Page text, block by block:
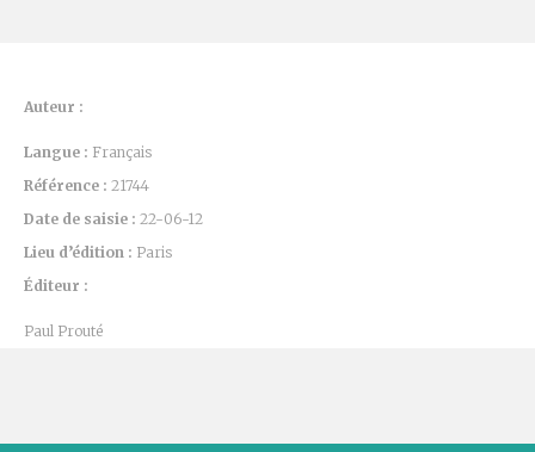
Auteur :
Langue : Français
Référence : 21744
Date de saisie : 22-06-12
Lieu d’édition : Paris
Éditeur :
Paul Prouté